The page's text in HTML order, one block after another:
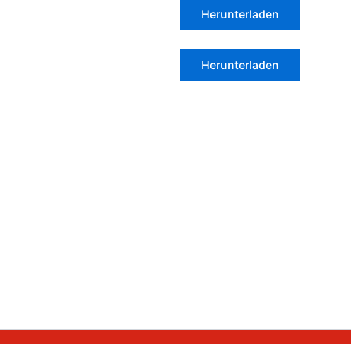
Herunterladen
Herunterladen